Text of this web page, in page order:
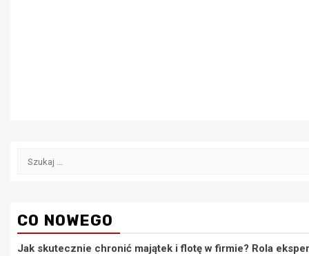
Szukaj:
CO NOWEGO
Jak skutecznie chronić majątek i flotę w firmie? Rola